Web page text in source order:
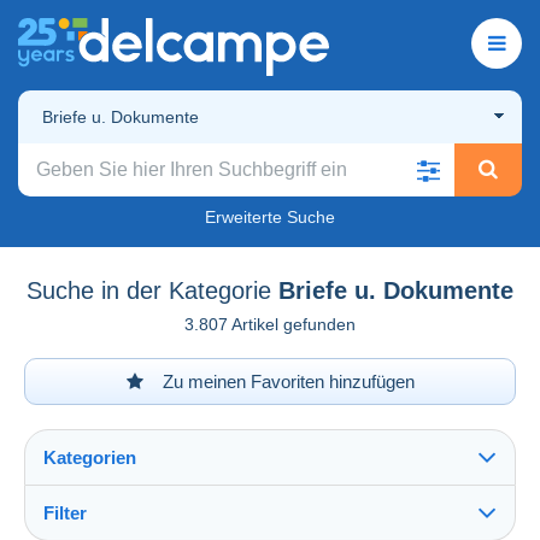
Briefe u. Dokumente
Erweiterte Suche
Suche in der Kategorie Briefe u. Dokumente
3.807 Artikel gefunden
Zu meinen Favoriten hinzufügen
Kategorien
Filter